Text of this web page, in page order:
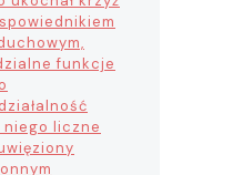
funkcje
niego liczne